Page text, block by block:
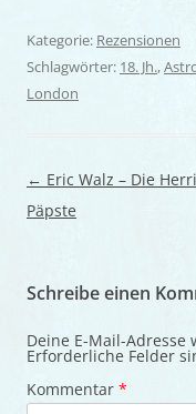
Kategorie: Rezensionen
Schlagwörter: 18. Jh.,
London
Beitragsnavigation
← Eric Walz – Die
Päpste
Schreibe einen
Deine E-Mail-
Erforderliche Felder
Kommentar *